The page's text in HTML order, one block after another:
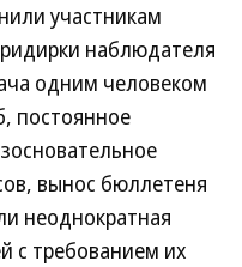
участникам
наблюдателя
одним человеком
постоянное
вынос бюллетеня
неоднократная
с требованием их